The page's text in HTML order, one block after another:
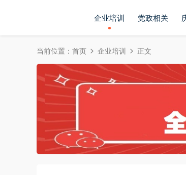
企业培训 党政相关
当前位置： 首页 企业培训 正文